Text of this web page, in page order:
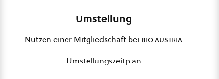
Umstellung
Nutzen einer Mitgliedschaft bei bio austria
Umstellungszeitplan